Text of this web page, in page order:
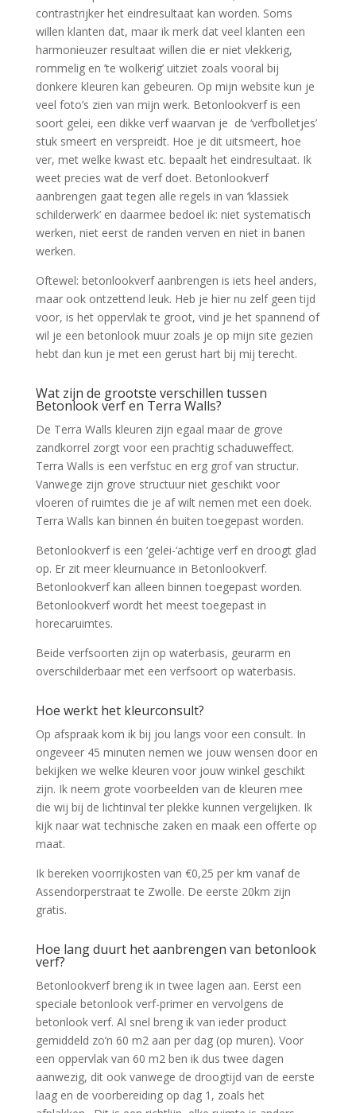
contrastrijker het eindresultaat kan worden. Soms
willen klanten dat, maar ik merk dat veel klanten een
harmonieuzer resultaat willen die er niet vlekkerig,
rommelig en ’te wolkerig’ uitziet zoals vooral bij
donkere kleuren kan gebeuren. Op mijn website kun je
veel foto’s zien van mijn werk. Betonlookverf is een
soort gelei, een dikke verf waarvan je de ‘verfbolletjes’
stuk smeert en verspreidt. Hoe je dit uitsmeert, hoe
ver, met welke kwast etc. bepaalt het eindresultaat. Ik
weet precies wat de verf doet. Betonlookverf
aanbrengen gaat tegen alle regels in van ‘klassiek
schilderwerk’ en daarmee bedoel ik: niet systematisch
werken, niet eerst de randen verven en niet in banen
werken.
Oftewel: betonlookverf aanbrengen is iets heel anders,
maar ook ontzettend leuk. Heb je hier nu zelf geen tijd
voor, is het oppervlak te groot, vind je het spannend of
wil je een betonlook muur zoals je op mijn site gezien
hebt dan kun je met een gerust hart bij mij terecht.
Wat zijn de grootste verschillen tussen
Betonlook verf en Terra Walls?
De Terra Walls kleuren zijn egaal maar de grove
zandkorrel zorgt voor een prachtig schaduweffect.
Terra Walls is een verfstuc en erg grof van structur.
Vanwege zijn grove structuur niet geschikt voor
vloeren of ruimtes die je af wilt nemen met een doek.
Terra Walls kan binnen én buiten toegepast worden.
Betonlookverf is een ‘gelei-‘achtige verf en droogt glad
op. Er zit meer kleurnuance in Betonlookverf.
Betonlookverf kan alleen binnen toegepast worden.
Betonlookverf wordt het meest toegepast in
horecaruimtes.
Beide verfsoorten zijn op waterbasis, geurarm en
overschilderbaar met een verfsoort op waterbasis.
Hoe werkt het kleurconsult?
Op afspraak kom ik bij jou langs voor een consult. In
ongeveer 45 minuten nemen we jouw wensen door en
bekijken we welke kleuren voor jouw winkel geschikt
zijn. Ik neem grote voorbeelden van de kleuren mee
die wij bij de lichtinval ter plekke kunnen vergelijken. Ik
kijk naar wat technische zaken en maak een offerte op
maat.
Ik bereken voorrijkosten van €0,25 per km vanaf de
Assendorperstraat te Zwolle. De eerste 20km zijn
gratis.
Hoe lang duurt het aanbrengen van betonlook
verf?
Betonlookverf breng ik in twee lagen aan. Eerst een
speciale betonlook verf-primer en vervolgens de
betonlook verf. Al snel breng ik van ieder product
gemiddeld zo’n 60 m2 aan per dag (op muren). Voor
een oppervlak van 60 m2 ben ik dus twee dagen
aanwezig, dit ook vanwege de droogtijd van de eerste
laag en de voorbereiding op dag 1, zoals het